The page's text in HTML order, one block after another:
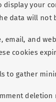
your
data will not
email, and
cookies
to gather
deletion